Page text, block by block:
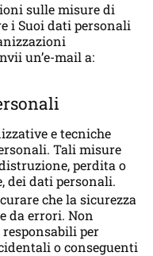
sulle misure di
i Suoi dati personali
un’e-mail a:
e tecniche
Tali misure
perdita o
dei dati personali.
che la sicurezza
da errori. Non
per
o conseguenti